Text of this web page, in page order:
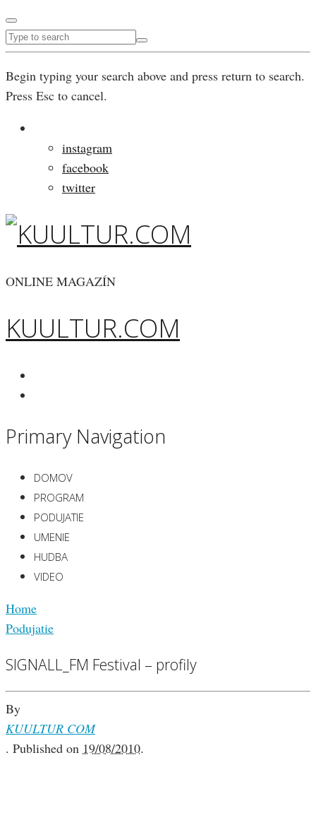
Begin typing your search above and press return to search.
Press Esc to cancel.
instagram
facebook
twitter
ONLINE MAGAZÍN
KUULTUR.COM
Primary Navigation
DOMOV
PROGRAM
PODUJATIE
UMENIE
HUDBA
VIDEO
Home
Podujatie
SIGNALL_FM Festival – profily
By
KUULTUR COM
. Published on 19/08/2010.